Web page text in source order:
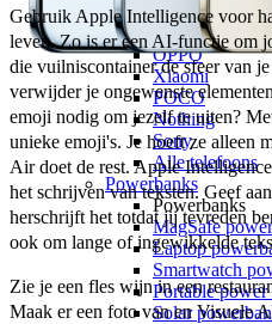
Motorola
Google
OPPO
Xiaomi
POCO
Nothing
Sony
Alle telefoons
Powerbanks
Powerbanks
MagSafe
Laptop
Smartwatch
Portable power
Solar
Gebruik Apple Intelligence voor
leven. Zo is er een AI-functie om
die vuilniscontainer de sfeer van
verwijder je ongewenste
emoji nodig om jezelf te uiten?
unieke emoji's. Je hoeft ze alleen
Air doet de rest. Apple
het schrijven van teksten. Geef
herschrijft het totdat jij tevreden
ook om lange of ingewikkelde
Zie je een fles wijn in een
Maak er een foto van en Visuele